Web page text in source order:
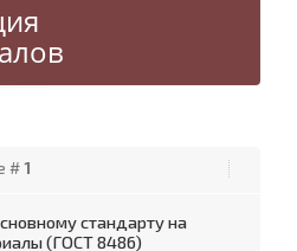
#1
стандарту на
(ГОСТ 8486)